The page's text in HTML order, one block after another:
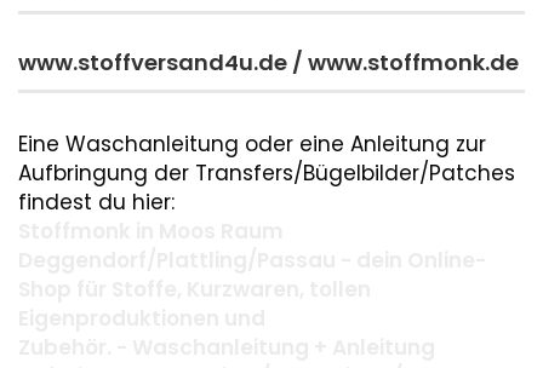
www.stoffversand4u.de / www.stoffmonk.de
Eine Waschanleitung oder eine Anleitung zur
Aufbringung der Transfers/Bügelbilder/Patches
findest du hier: